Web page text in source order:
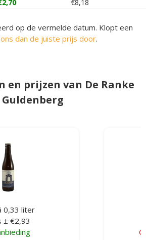
€8,18
op de vermelde datum. Klopt een
dan de juiste prijs door.
en prijzen van De Ranke
Guldenberg
0,33 liter
± €2,93